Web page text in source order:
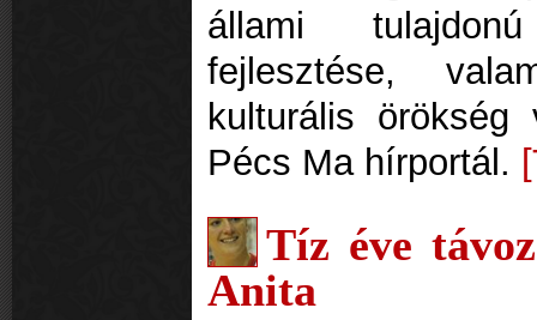
állami
fejlesztése,
kulturális
Pécs Ma hírportál.
Tíz éve
Anita